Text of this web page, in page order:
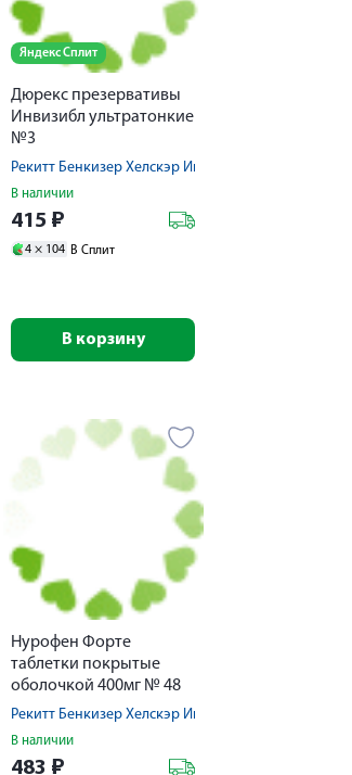
Лтд
Яндекс Сплит
Дюрекс презервативы
Инвизибл ультратонкие
№3
Рекитт Бенкизер Хелскэр Интернешнл Лтд
В наличии
415 ₽
4 × 104 В Сплит
В корзину
Лтд
Нурофен Форте
таблетки покрытые
оболочкой 400мг № 48
Рекитт Бенкизер Хелскэр Интернешнл Лтд
В наличии
483 ₽